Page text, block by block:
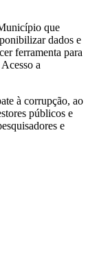
que
dados e
ferramenta para
a
à corrupção, ao
públicos e
e